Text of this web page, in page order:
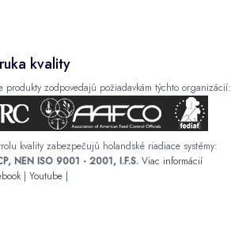
kvality
produkty zodpovedajú požiadavkám týchto organizácií:
kvality zabezpečujú holandské riadiace systémy:
NEN ISO 9001 - 2001, I.F.S. Viac informácií
| Youtube |